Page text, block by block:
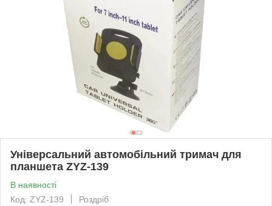
Універсальний автомобільний тримач для
планшета ZYZ-139
В наявності
Код: ZYZ-139
Роздріб